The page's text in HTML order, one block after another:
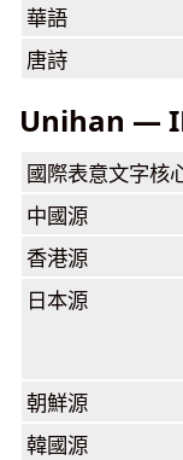
華語
唐詩
Unihan —
國際表意文字核
中國源
香港源
日本源
朝鮮源
韓國源